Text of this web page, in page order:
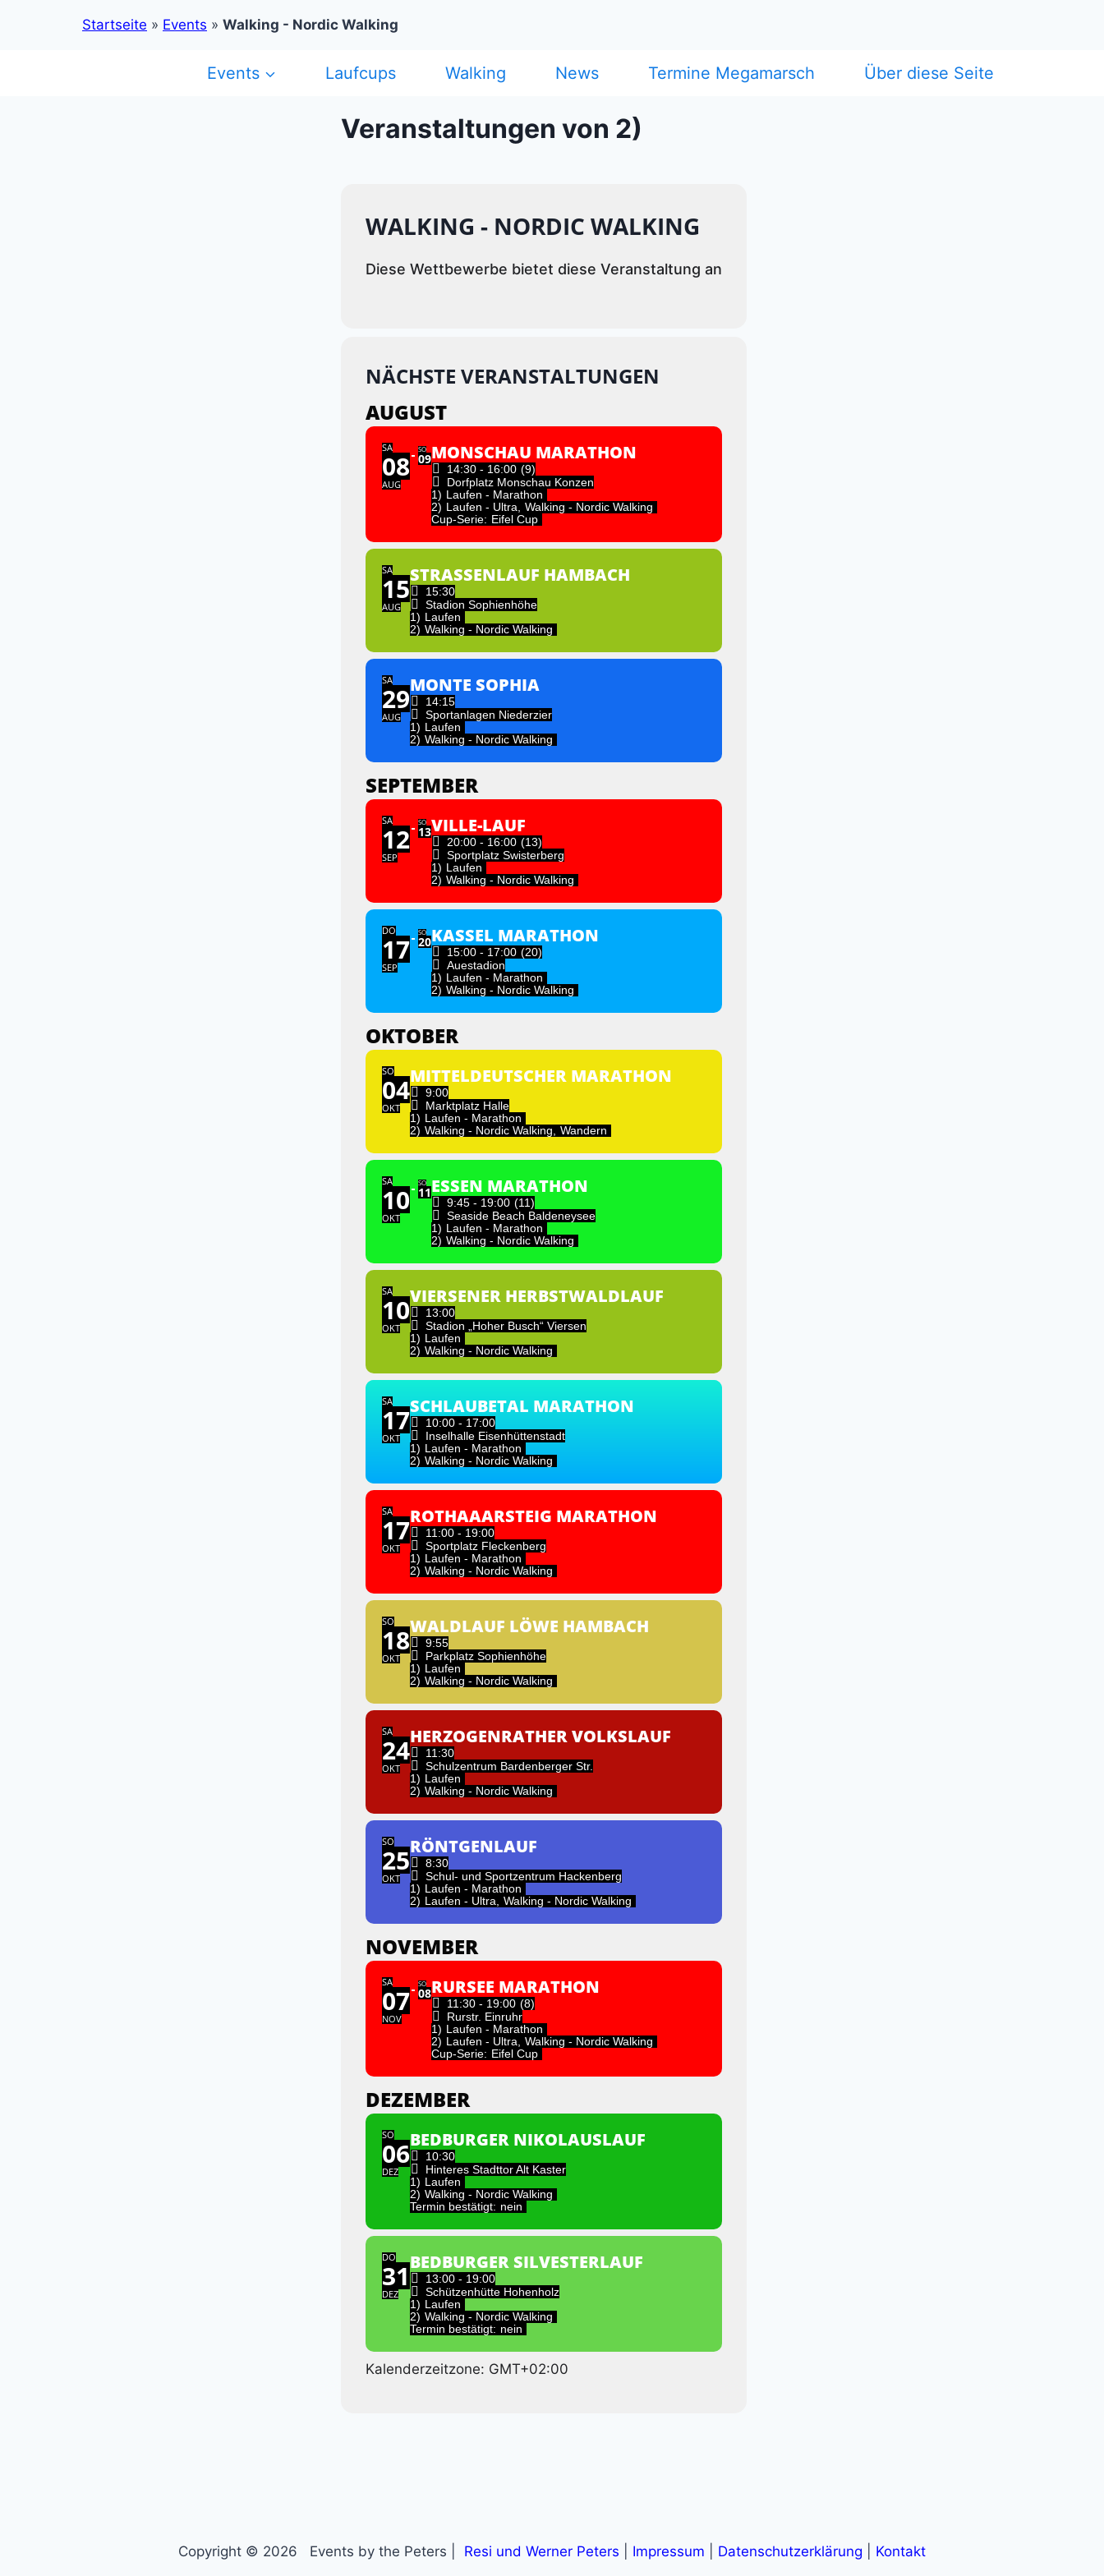
Startseite » Events » Walking - Nordic Walking
Events Laufcups Walking News Termine Megamarsch Über diese Seite
Veranstaltungen von 2)
WALKING - NORDIC WALKING
Diese Wettbewerbe bietet diese Veranstaltung an
NÄCHSTE VERANSTALTUNGEN
AUGUST
SA
08
AUG
SO
09MONSCHAU MARATHON
14:30 - 16:00 (9)
Dorfplatz Monschau Konzen
1) Laufen - Marathon
2) Laufen - Ultra,
Walking - Nordic Walking
Cup-Serie: Eifel Cup
SA
15
AUG
STRASSENLAUF HAMBACH
15:30
Stadion Sophienhöhe
1) Laufen
2) Walking - Nordic Walking
SA
29
AUG
MONTE SOPHIA
14:15
Sportanlagen Niederzier
1) Laufen
2) Walking - Nordic Walking
SEPTEMBER
SA
12
SEP
SO
13VILLE-LAUF
20:00 - 16:00 (13)
Sportplatz Swisterberg
1) Laufen
2) Walking - Nordic Walking
DO
17
SEP
SO
20KASSEL MARATHON
15:00 - 17:00 (20)
Auestadion
1) Laufen - Marathon
2) Walking - Nordic Walking
OKTOBER
SO
04
OKT
MITTELDEUTSCHER MARATHON
9:00
Marktplatz Halle
1) Laufen - Marathon
2) Walking - Nordic Walking, Wandern
SA
10
OKT
SO
11ESSEN MARATHON
9:45 - 19:00 (11)
Seaside Beach Baldeneysee
1) Laufen - Marathon
2) Walking - Nordic Walking
SA
10
OKT
VIERSENER HERBSTWALDLAUF
13:00
Stadion „Hoher Busch“ Viersen
1) Laufen
2) Walking - Nordic Walking
SA
17
OKT
SCHLAUBETAL MARATHON
10:00 - 17:00
Inselhalle Eisenhüttenstadt
1) Laufen - Marathon
2) Walking - Nordic Walking
SA
17
OKT
ROTHAAARSTEIG MARATHON
11:00 - 19:00
Sportplatz Fleckenberg
1) Laufen - Marathon
2) Walking - Nordic Walking
SO
18
OKT
WALDLAUF LÖWE HAMBACH
9:55
Parkplatz Sophienhöhe
1) Laufen
2) Walking - Nordic Walking
SA
24
OKT
HERZOGENRATHER VOLKSLAUF
11:30
Schulzentrum Bardenberger Str.
1) Laufen
2) Walking - Nordic Walking
SO
25
OKT
RÖNTGENLAUF
8:30
Schul- und Sportzentrum Hackenberg
1) Laufen - Marathon
2) Laufen - Ultra, Walking - Nordic Walking
NOVEMBER
SA
07
NOV
SO
08RURSEE MARATHON
11:30 - 19:00 (8)
Rurstr. Einruhr
1) Laufen - Marathon
2) Laufen - Ultra,
Walking - Nordic Walking
Cup-Serie: Eifel Cup
DEZEMBER
SO
06
DEZ
BEDBURGER NIKOLAUSLAUF
10:30
Hinteres Stadttor Alt Kaster
1) Laufen
2) Walking - Nordic Walking
Termin bestätigt: nein
DO
31
DEZ
BEDBURGER SILVESTERLAUF
13:00 - 19:00
Schützenhütte Hohenholz
1) Laufen
2) Walking - Nordic Walking
Termin bestätigt: nein
Kalenderzeitzone: GMT+02:00
Copyright © 2026 Events by the Peters | Resi und Werner Peters Impressum Datenschutzerklärung Kontakt